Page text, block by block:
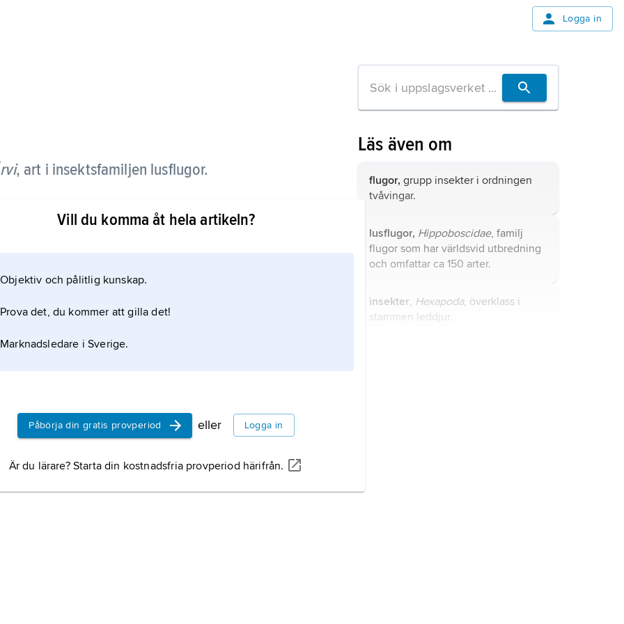
Logga in
, art i insektsfamiljen lusflugor.
av när den funnit ett värddjur – älg, hjort
blodsugare. Larven släpps till marken, där
de i sitt sök efter värddjur ofta landar på
Vill du komma åt hela artikeln?
Objektiv och pålitlig kunskap.
Prova det, du kommer att gilla det!
Marknadsledare i Sverige.
Påbörja din gratis provperiod eller Logga in
Är du lärare? Starta din kostnadsfria provperiod härifrån.
Läs även om
flugor, grupp insekter i ordningen
tvåvingar.
lusflugor, Hippoboscidae, familj
flugor som har världsvid utbredning
och omfattar ca 150 arter.
insekter, Hexapoda, överklass i
stammen leddjur.